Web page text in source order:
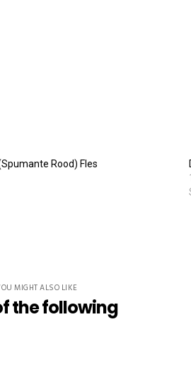
Rood) Fles
MIGHT ALSO LIKE
the following
0032 474 20 61 82